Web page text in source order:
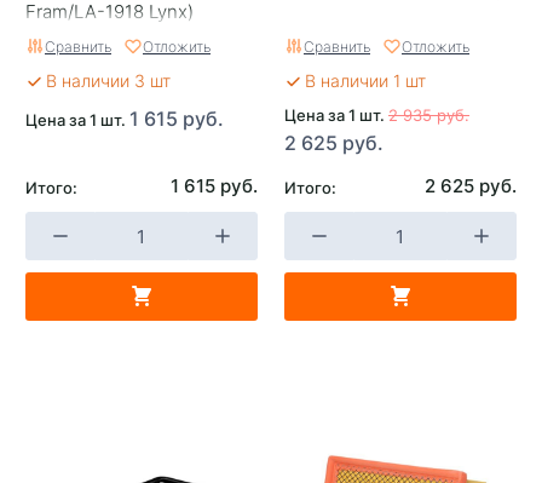
Fram/LA-1918 Lynx)
Сравнить Отложить
В наличии 3 шт
Цена за 1 шт. 1 615 руб.
Итого: 1 615 руб.
Сравнить Отложить
В наличии 1 шт
Цена за 1 шт. 2 935 руб.
2 625 руб.
Итого: 2 625 руб.